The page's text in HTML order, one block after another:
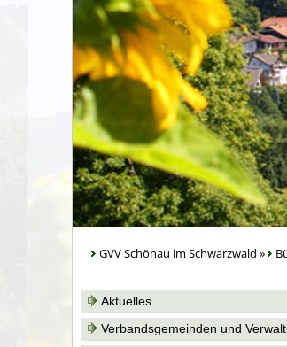
GVV Schönau im Schwarzwald »
Aktuelles
Verbandsgemeinden und